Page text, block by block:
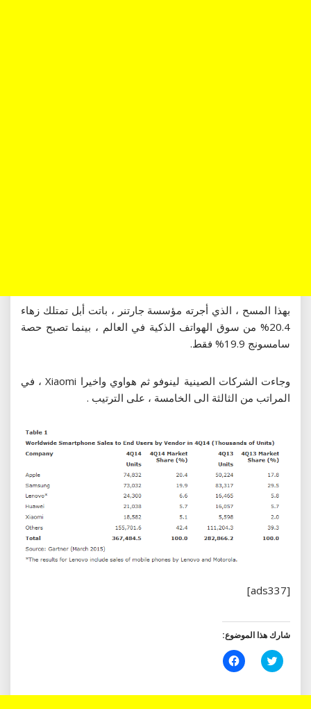
بهذا المسح ، الذي أجرته مؤسسة جارتنر ، باتت أبل تمتلك زهاء
20.4% من سوق الهواتف الذكية في العالم ، بينما تصبح حصة
سامسونج 19.9% فقط.
وجاءت الشركات الصينية لينوفو ثم هواوي واخيرا Xiaomi ، في
المراتب من الثالثة الى الخامسة ، على الترتيب .
[ads337]
شارك هذا الموضوع:
اضغط
للمشاركة
(فتح
انقر
للمشاركة
(فتح